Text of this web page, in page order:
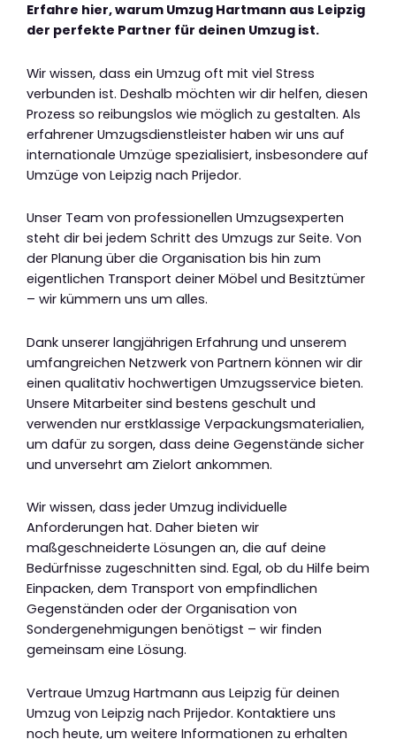
Erfahre hier, warum Umzug Hartmann aus Leipzig
der perfekte Partner für deinen Umzug ist.
Wir wissen, dass ein Umzug oft mit viel Stress
verbunden ist. Deshalb möchten wir dir helfen, diesen
Prozess so reibungslos wie möglich zu gestalten. Als
erfahrener Umzugsdienstleister haben wir uns auf
internationale Umzüge spezialisiert, insbesondere auf
Umzüge von Leipzig nach Prijedor.
Unser Team von professionellen Umzugsexperten
steht dir bei jedem Schritt des Umzugs zur Seite. Von
der Planung über die Organisation bis hin zum
eigentlichen Transport deiner Möbel und Besitztümer
– wir kümmern uns um alles.
Dank unserer langjährigen Erfahrung und unserem
umfangreichen Netzwerk von Partnern können wir dir
einen qualitativ hochwertigen Umzugsservice bieten.
Unsere Mitarbeiter sind bestens geschult und
verwenden nur erstklassige Verpackungsmaterialien,
um dafür zu sorgen, dass deine Gegenstände sicher
und unversehrt am Zielort ankommen.
Wir wissen, dass jeder Umzug individuelle
Anforderungen hat. Daher bieten wir
maßgeschneiderte Lösungen an, die auf deine
Bedürfnisse zugeschnitten sind. Egal, ob du Hilfe beim
Einpacken, dem Transport von empfindlichen
Gegenständen oder der Organisation von
Sondergenehmigungen benötigst – wir finden
gemeinsam eine Lösung.
Vertraue Umzug Hartmann aus Leipzig für deinen
Umzug von Leipzig nach Prijedor. Kontaktiere uns
noch heute, um weitere Informationen zu erhalten